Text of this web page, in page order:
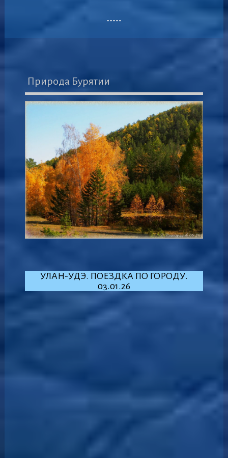
-----
Природа Бурятии
УЛАН-УДЭ. ПОЕЗДКА ПО ГОРОДУ.
03.01.26